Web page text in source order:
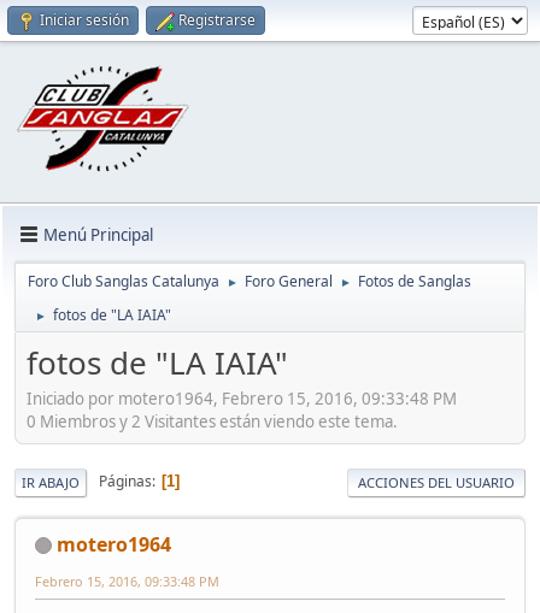
Iniciar sesión Registrarse
Menú Principal
Foro Club Sanglas Catalunya ► Foro General ► Fotos de Sanglas
► fotos de "LA IAIA"
fotos de "LA IAIA"
Iniciado por motero1964, Febrero 15, 2016, 09:33:48 PM
0 Miembros y 2 Visitantes están viendo este tema.
IR ABAJO Páginas 1 ACCIONES DEL USUARIO
motero1964
Febrero 15, 2016, 09:33:48 PM